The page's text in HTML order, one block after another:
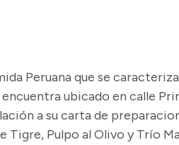
Peruana que se
ubicado en calle
a su carta de
Tigre, Pulpo al Olivo y Trío